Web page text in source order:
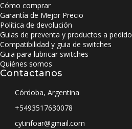
Cómo comprar
Garantía de Mejor Precio
Política de devolución
Guias de preventa y productos a pedido
Compatibilidad y guia de switches
Guia para lubricar switches
Quiénes somos
Contactanos
Córdoba, Argentina
+5493517630078
cytinfoar@gmail.com